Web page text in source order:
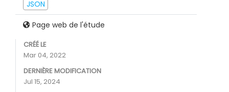
JSON
Page web de l'étude
CRÉÉ LE
Mar 04, 2022
DERNIÈRE MODIFICATION
Jul 15, 2024